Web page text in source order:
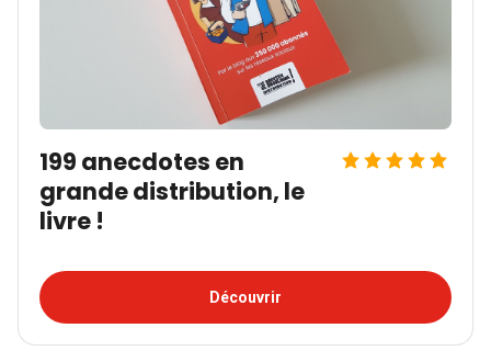
199 anecdotes en
grande distribution, le
livre !
Découvrir